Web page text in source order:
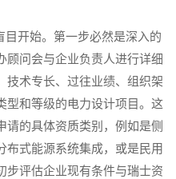
开始。第一步必然是深入的
顾问会与企业负责人进行详细
技术专长、过往业绩、组织架
型和等级的电力设计项目。这
请的具体资质类别，例如是侧
布式能源系统集成，或是民用
步评估企业现有条件与瑞士资